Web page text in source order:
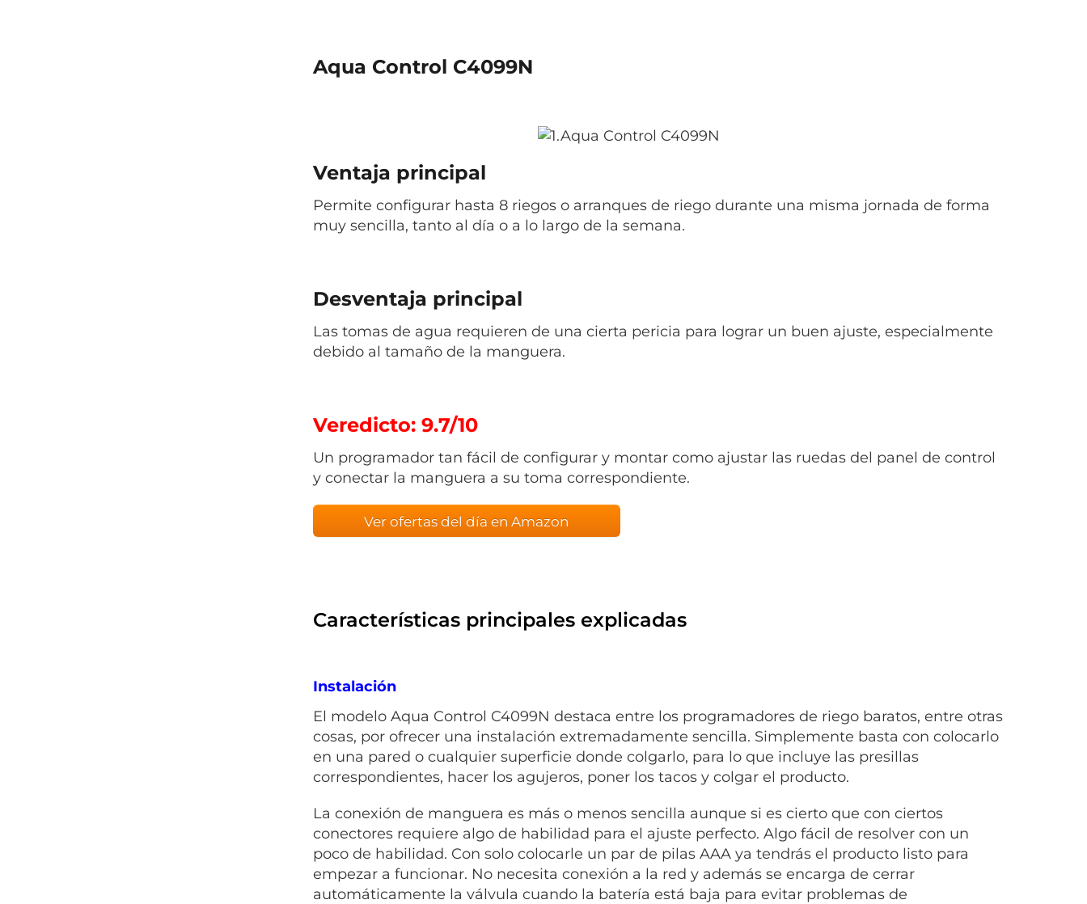
Aqua Control C4099N
Ventaja principal
Permite configurar hasta 8 riegos o arranques de riego durante una misma jornada de forma
muy sencilla, tanto al día o a lo largo de la semana.
Desventaja principal
Las tomas de agua requieren de una cierta pericia para lograr un buen ajuste, especialmente
debido al tamaño de la manguera.
Veredicto: 9.7/10
Un programador tan fácil de configurar y montar como ajustar las ruedas del panel de control
y conectar la manguera a su toma correspondiente.
Ver ofertas del día en Amazon
Características principales explicadas
Instalación
El modelo Aqua Control C4099N destaca entre los programadores de riegobaratos, entre otras
cosas, por ofrecer una instalación extremadamente sencilla. Simplemente basta con colocarlo
en una pared o cualquier superficie donde colgarlo, para lo que incluye las presillas
correspondientes, hacer los agujeros, poner los tacos y colgar el producto.
La conexión de manguera es más o menos sencilla aunque si es cierto que con ciertos
conectores requiere algo de habilidad para el ajuste perfecto. Algo fácil de resolver con un
poco de habilidad. Con solo colocarle un par de pilas AAA ya tendrás el producto listo para
empezar a funcionar. No necesita conexión a la red y además se encarga de cerrar
automáticamente la válvula cuando la batería está baja para evitar problemas de